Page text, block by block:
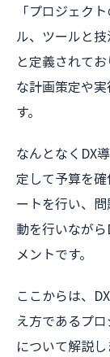
「プロジェク
ル、ツールと
と定義されて
な計画策定や
す。
なんとなくDX
定して予算を
ートを行い、
動を行いなが
メントです。
ここからは、
え方であるプ
について解説し